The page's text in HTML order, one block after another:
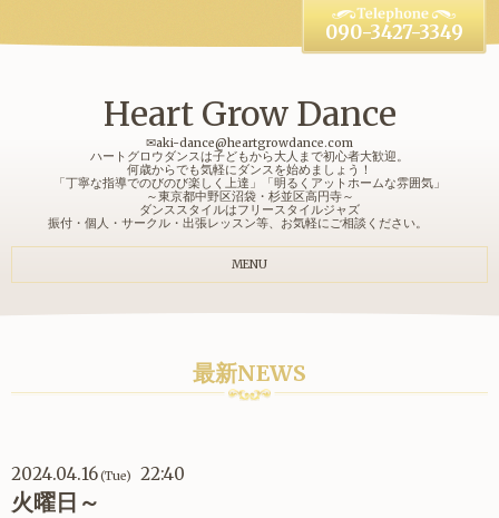
Heart Grow Dance
✉aki-dance@heartgrowdance.com
ハートグロウダンスは子どもから大人まで初心者大歓迎。
何歳からでも気軽にダンスを始めましょう！
「丁寧な指導でのびのび楽しく上達」「明るくアットホームな雰囲気」
～東京都中野区沼袋・杉並区高円寺～
ダンススタイルはフリースタイルジャズ
振付・個人・サークル・出張レッスン等、お気軽にご相談ください。
090-3427-3349
MENU
最新NEWS
2024.04.16(Tue) 22:40
火曜日～